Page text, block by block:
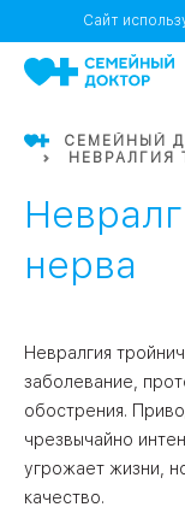
1
17
Сайт
СЕМЕЙНЫЙ
НЕВРАЛГИЯ
нерва
Невралгия
заболевание,
обострения.
чрезвычайно
угрожает жизни,
качество.